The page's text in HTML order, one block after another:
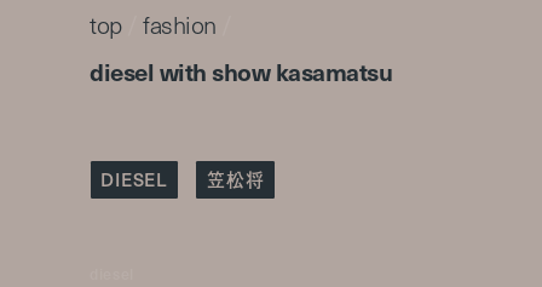
top/fashion
diesel with show kasamatsu
DIESEL 笠松将